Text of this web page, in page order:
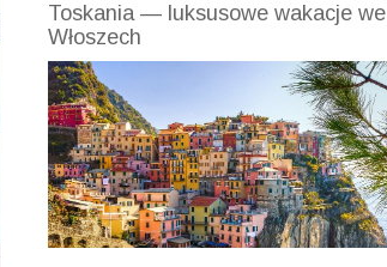
Toskania — luksusowe wakacje we
Włoszech